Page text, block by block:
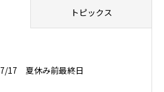
トピックス
7/17 夏休み前最終日